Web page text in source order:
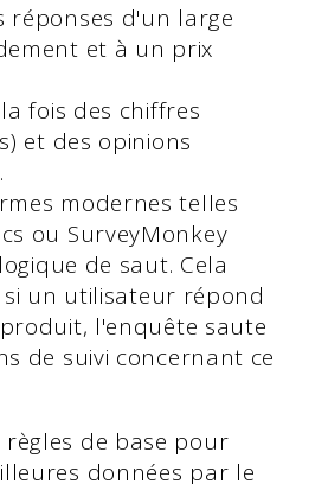
réponses d'un large
et à un prix
fois des chiffres
et des opinions
modernes telles
ou SurveyMonkey
de saut. Cela
si un utilisateur répond
l'enquête saute
de suivi concernant ce
règles de base pour
données par le